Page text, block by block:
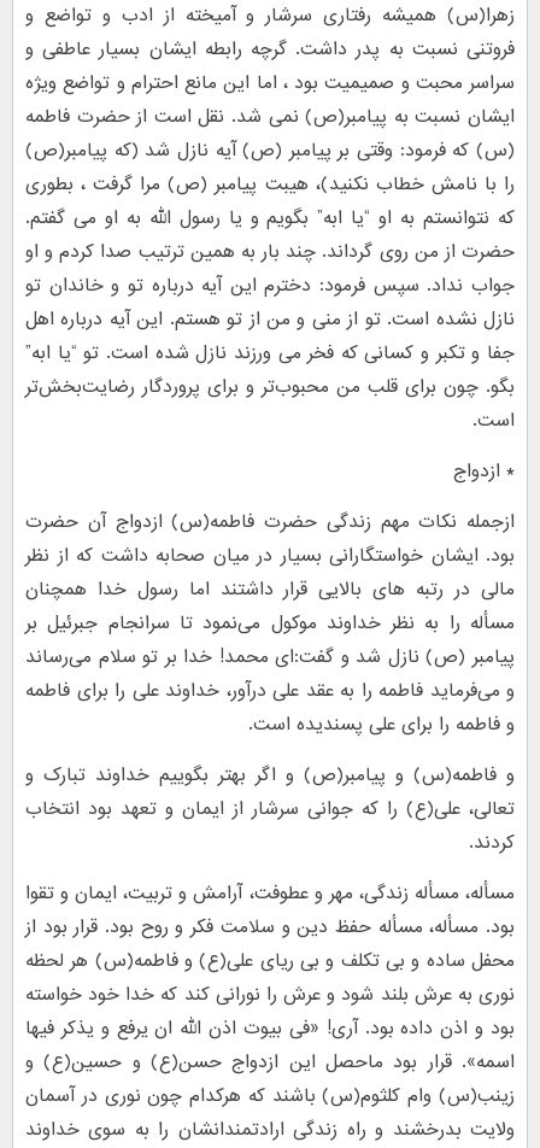
زهرا(س) همیشه رفتاری سرشار و آمیخته از ادب و تواضع و
فروتنی نسبت به پدر داشت. گرچه رابطه ایشان بسیار عاطفی و
سراسر محبت و صمیمیت بود ، اما این مانع احترام و تواضع ویژه
ایشان نسبت به پیامبر(ص) نمی شد. نقل است از حضرت فاطمه
(س) که فرمود: وقتی بر پیامبر (ص) آیه نازل شد (که پیامبر(ص)
را با نامش خطاب نکنید)، هیبت پیامبر (ص) مرا گرفت ، بطوری
که نتوانستم به او “یا ابه” بگویم و یا رسول الله به او می گفتم.
حضرت از من روی گرداند. چند بار به همین ترتیب صدا کردم و او
جواب نداد. سپس فرمود: دخترم این آیه درباره تو و خاندان تو
نازل نشده است. تو از منی و من از تو هستم. این آیه درباره اهل
جفا و تکبر و کسانی که فخر می ورزند نازل شده است. تو “یا ابه”
بگو. چون برای قلب من محبوب‌تر و برای پروردگار رضایت‌بخش‌تر
است.
* ازدواج
ازجمله نکات مهم زندگی حضرت فاطمه(س) ازدواج آن حضرت
بود. ایشان خواستگارانی بسیار در میان صحابه داشت که از نظر
مالی در رتبه های بالایی قرار داشتند اما رسول خدا همچنان
مسأله را به نظر خداوند موکول می‌نمود تا سرانجام جبرئیل بر
پیامبر (ص) نازل شد و گفت:ای محمد! خدا بر تو سلام می‌رساند
و می‌فرماید فاطمه را به عقد علی درآور، خداوند علی را برای فاطمه
و فاطمه را برای علی پسندیده است.
و فاطمه(س) و پیامبر(ص) و اگر بهتر بگوییم خداوند تبارک و
تعالی، علی(ع) را که جوانی سرشار از ایمان و تعهد بود انتخاب
کردند.
مسأله، مسأله زندگی، مهر و عطوفت، آرامش و تربیت، ایمان و تقوا
بود. مسأله، مسأله حفظ دین و سلامت فکر و روح بود. قرار بود از
محفل ساده و بی تکلف و بی ریای علی(ع) و فاطمه(س) هر لحظه
نوری به عرش بلند شود و عرش را نورانی کند که خدا خود خواسته
بود و اذن داده بود. آری! «فی بیوت اذن الله ان یرفع و یذکر فیها
اسمه». قرار بود ماحصل این ازدواج حسن(ع) و حسین(ع) و
زینب(س) وام کلثوم(س) باشند که هرکدام چون نوری در آسمان
ولایت بدرخشند و راه زندگی ارادتمندانشان را به سوی خداوند